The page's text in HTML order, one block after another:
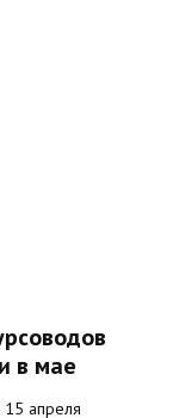
в мае
15 апреля